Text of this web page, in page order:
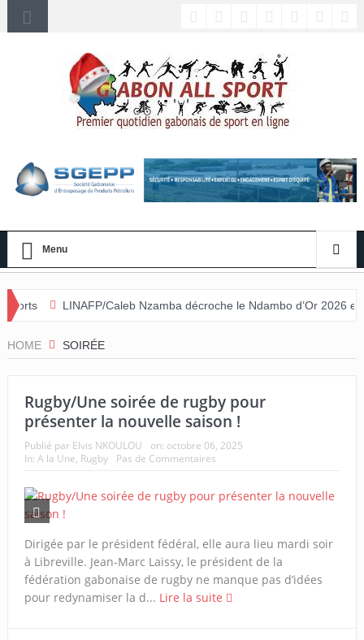
Menu
Caleb Nzamba décroche le Ndambo d’Or 2026 et Alain
HOME SOIRÉE
Rugby/Une soirée de rugby pour
présenter la nouvelle saison !
Publié par Elvis NKOULOU on: octobre 06, 2025
In: A la Une, Rugby Pas de Commentaires
Dirigée par le président fédéral, elle aura lieu mardi soir
à Libreville. Jean-Marc Laissy, le président de la
fédération gabonaise de rugby ne manque pas d’idées
pour redynamiser la d... Lire la suite